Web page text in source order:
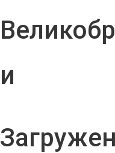
и
Загружен